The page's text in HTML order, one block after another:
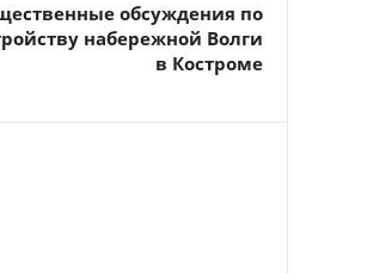
обсуждения по
набережной Волги
в Костроме